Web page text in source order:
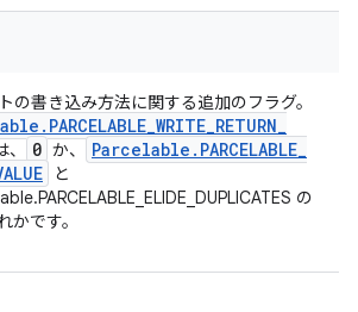
の書き込み方法に関する追加のフラグ。
. PARCELABLE_WRITE_RETURN_
0 か、 Parcelable . PARCELABLE_
と
の
かです。